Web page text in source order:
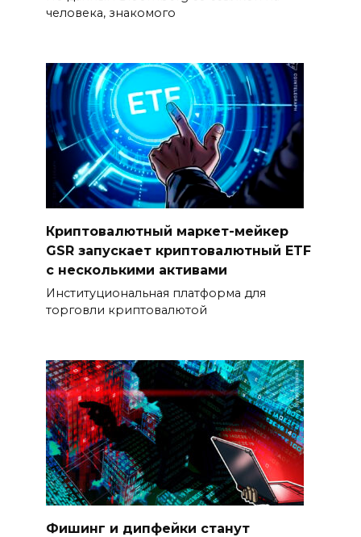
человека, знакомого
Криптовалютный маркет-мейкер
GSR запускает криптовалютный ETF
с несколькими активами
Институциональная платформа для
торговли криптовалютой
Фишинг и дипфейки станут